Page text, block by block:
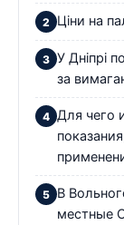
Ціни на
У Дніпрі
за
Для чего
В
местные